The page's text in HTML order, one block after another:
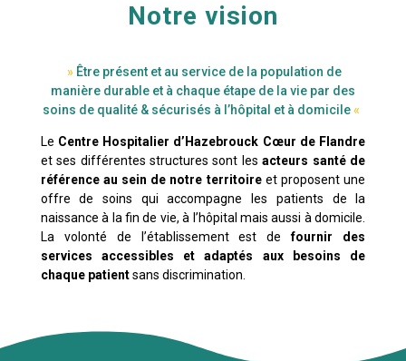
Notre vision
» Être présent et au service de la population de
manière durable et à chaque étape de la vie par des
soins de qualité & sécurisés à l’hôpital et à domicile«
Le Centre Hospitalier d’Hazebrouck Cœur de Flandre
et ses différentes structures sont lesacteurs santé de
référence au sein de notre territoireet proposent une
offre de soins qui accompagne les patients de la
naissance à la fin de vie, à l’hôpital mais aussi à domicile.
La volonté de l’établissement est defournir des
services accessibles et adaptés aux besoins de
chaque patientsans discrimination.